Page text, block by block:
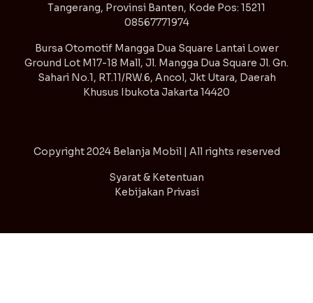
Tangerang, Provinsi Banten, Kode Pos: 15211
08567771974
Bursa Otomotif Mangga Dua Square Lantai Lower
Ground Lot M17-18 Mall, Jl. Mangga Dua Square Jl. Gn.
Sahari No.1, RT.11/RW.6, Ancol, Jkt Utara, Daerah
Khusus Ibukota Jakarta 14420
Copyright2024 Belanja Mobil | All rights reserved
Syarat & Ketentuan
Kebijakan Privasi